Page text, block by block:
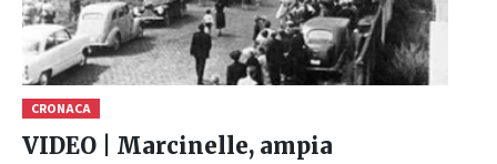
CRONACA
VIDEO | Marcinelle, ampia